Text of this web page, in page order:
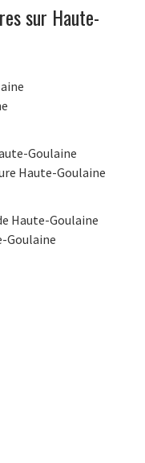
sur Haute-
Goulaine
Haute-Goulaine
Haute-Goulaine
Goulaine